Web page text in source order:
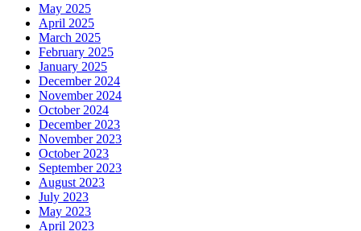
May 2025
April 2025
March 2025
February 2025
January 2025
December 2024
November 2024
October 2024
December 2023
November 2023
October 2023
September 2023
August 2023
July 2023
May 2023
April 2023